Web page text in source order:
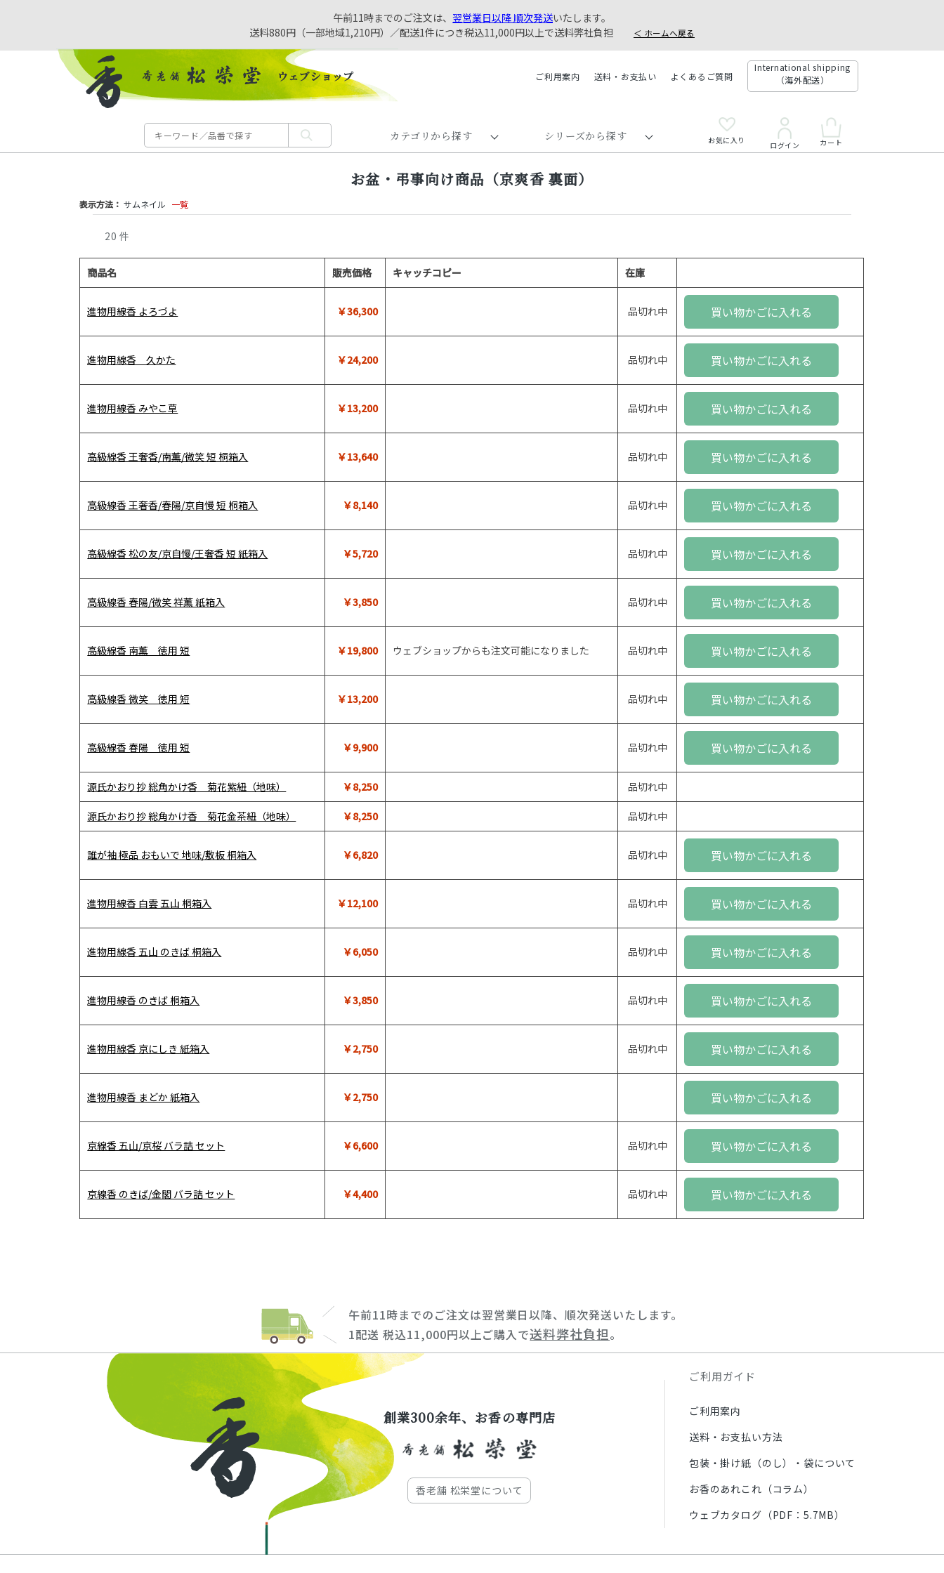
午前11時までのご注文は、 翌営業日以降 順次発送いたします。
送料880円（一部地域1,210円）／配送1件につき税込11,000円以上で送料弊社負担
＜ ホームへ戻る
ご利用案内 送料・お支払い よくあるご質問
International shipping
（海外配送）
カテゴリから探す シリーズから探す お気に入り ログイン カート
お盆・弔事向け商品（京爽香 裏面）
表示方法： サムネイル 一覧
20 件
商品名 販売価格 キャッチコピー 在庫
進物用線香 よろづよ ￥36,300 品切れ中 買い物かごに入れる
進物用線香 久かた ￥24,200 品切れ中 買い物かごに入れる
進物用線香 みやこ草 ￥13,200 品切れ中 買い物かごに入れる
高級線香 王奢香/南薫/微笑 短 桐箱入 ￥13,640 品切れ中 買い物かごに入れる
高級線香 王奢香/春陽/京自慢 短 桐箱入 ￥8,140 品切れ中 買い物かごに入れる
高級線香 松の友/京自慢/王奢香 短 紙箱入 ￥5,720 品切れ中 買い物かごに入れる
高級線香 春陽/微笑 祥薫 紙箱入 ￥3,850 品切れ中 買い物かごに入れる
高級線香 南薫 徳用 短 ￥19,800 ウェブショップからも注文可能になりました 品切れ中 買い物かごに入れる
高級線香 微笑 徳用 短 ￥13,200 品切れ中 買い物かごに入れる
高級線香 春陽 徳用 短 ￥9,900 品切れ中 買い物かごに入れる
源氏かおり抄 総角かけ香 菊花紫紐（地味） ￥8,250 品切れ中
源氏かおり抄 総角かけ香 菊花金茶紐（地味） ￥8,250 品切れ中
誰が袖 極品 おもいで 地味/敷板 桐箱入 ￥6,820 品切れ中 買い物かごに入れる
進物用線香 白雲 五山 桐箱入 ￥12,100 品切れ中 買い物かごに入れる
進物用線香 五山 のきば 桐箱入 ￥6,050 品切れ中 買い物かごに入れる
進物用線香 のきば 桐箱入 ￥3,850 品切れ中 買い物かごに入れる
進物用線香 京にしき 紙箱入 ￥2,750 品切れ中 買い物かごに入れる
進物用線香 まどか 紙箱入 ￥2,750 買い物かごに入れる
京線香 五山/京桜 バラ詰 セット ￥6,600 品切れ中 買い物かごに入れる
京線香 のきば/金閣 バラ詰 セット ￥4,400 品切れ中 買い物かごに入れる
午前11時までのご注文は翌営業日以降、順次発送いたします。
1配送 税込11,000円以上ご購入で送料弊社負担。
創業300余年、お香の専門店
香老舗 松栄堂について
ご利用ガイド
ご利用案内
送料・お支払い方法
包装・掛け紙（のし）・袋について
お香のあれこれ（コラム）
ウェブカタログ（PDF：5.7MB）